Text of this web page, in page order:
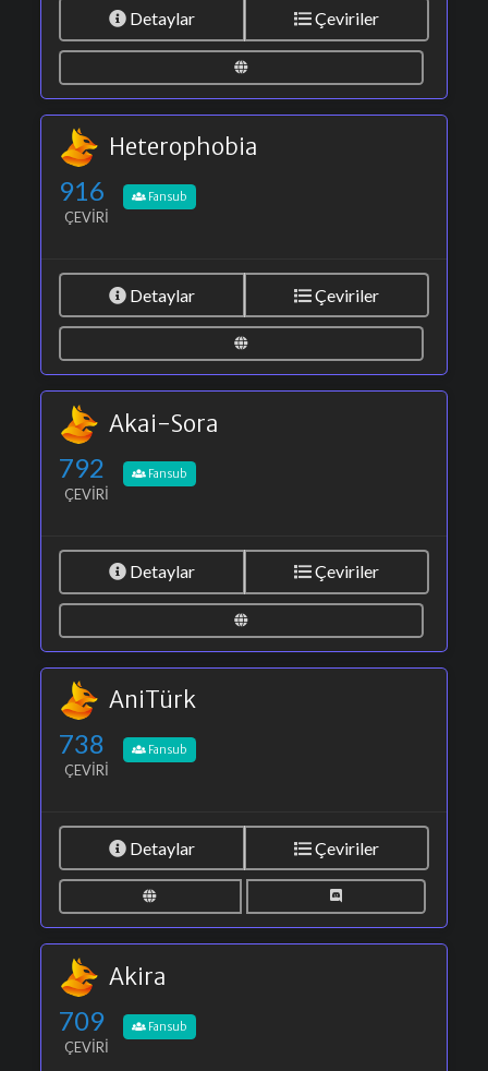
Detaylar Çeviriler
Heterophobia
916
ÇEVIRI
Fansub
Detaylar Çeviriler
Akai-Sora
792
ÇEVIRI
Fansub
Detaylar Çeviriler
AniTürk
738
ÇEVIRI
Fansub
Detaylar Çeviriler
Akira
709
ÇEVIRI
Fansub